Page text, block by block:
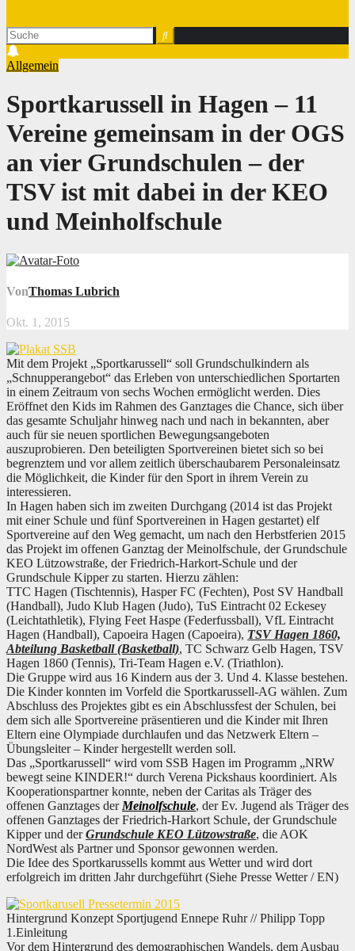
Allgemein
Sportkarussell in Hagen – 11
Vereine gemeinsam in der OGS
an vier Grundschulen – der
TSV ist mit dabei in der KEO
und Meinholfschule
VonThomas Lubrich
Okt. 1, 2015
Mit dem Projekt „Sportkarussell“ soll Grundschulkindern als
„Schnupperangebot“ das Erleben von unterschiedlichen Sportarten
in einem Zeitraum von sechs Wochen ermöglicht werden. Dies
Eröffnet den Kids im Rahmen des Ganztages die Chance, sich über
das gesamte Schuljahr hinweg nach und nach in bekannten, aber
auch für sie neuen sportlichen Bewegungsangeboten
auszuprobieren. Den beteiligten Sportvereinen bietet sich so bei
begrenztem und vor allem zeitlich überschaubarem Personaleinsatz
die Möglichkeit, die Kinder für den Sport in ihrem Verein zu
interessieren.
In Hagen haben sich im zweiten Durchgang (2014 ist das Projekt
mit einer Schule und fünf Sportvereinen in Hagen gestartet) elf
Sportvereine auf den Weg gemacht, um nach den Herbstferien 2015
das Projekt im offenen Ganztag der Meinolfschule, der Grundschule
KEO Lützowstraße, der Friedrich-Harkort-Schule und der
Grundschule Kipper zu starten. Hierzu zählen:
TTC Hagen (Tischtennis), Hasper FC (Fechten), Post SV Handball
(Handball), Judo Klub Hagen (Judo), TuS Eintracht 02 Eckesey
(Leichtathletik), Flying Feet Haspe (Federfussball), VfL Eintracht
Hagen (Handball), Capoeira Hagen (Capoeira), TSV Hagen 1860,
Abteilung Basketball (Basketball), TC Schwarz Gelb Hagen, TSV
Hagen 1860 (Tennis), Tri-Team Hagen e.V. (Triathlon).
Die Gruppe wird aus 16 Kindern aus der 3. Und 4. Klasse bestehen.
Die Kinder konnten im Vorfeld die Sportkarussell-AG wählen. Zum
Abschluss des Projektes gibt es ein Abschlussfest der Schulen, bei
dem sich alle Sportvereine präsentieren und die Kinder mit Ihren
Eltern eine Olympiade durchlaufen und das Netzwerk Eltern –
Übungsleiter – Kinder hergestellt werden soll.
Das „Sportkarussell“ wird vom SSB Hagen im Programm „NRW
bewegt seine KINDER!“ durch Verena Pickshaus koordiniert. Als
Kooperationspartner konnte, neben der Caritas als Träger des
offenen Ganztages derMeinolfschule, der Ev. Jugend als Träger des
offenen Ganztages der Friedrich-Harkort Schule, der Grundschule
Kipper und derGrundschule KEO Lützowstraße, die AOK
NordWest als Partner und Sponsor gewonnen werden.
Die Idee des Sportkarussells kommt aus Wetter und wird dort
erfolgreich im dritten Jahr durchgeführt (Siehe Presse Wetter / EN)
Hintergrund Konzept Sportjugend Ennepe Ruhr // Philipp Topp
1.Einleitung
Vor dem Hintergrund des demographischen Wandels, dem Ausbau